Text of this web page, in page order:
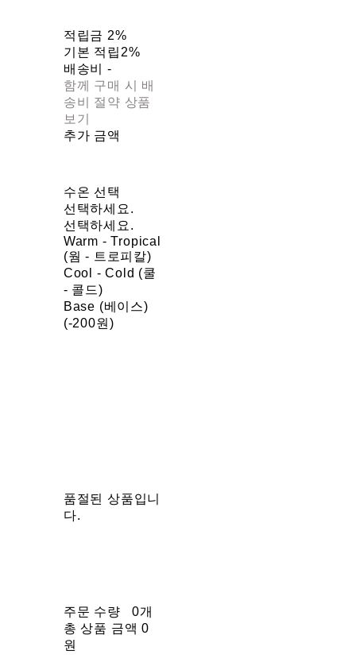
적립금 2%
기본 적립 2%
배송비 -
함께 구매 시 배
송비 절약 상품
보기
추가 금액
수온 선택
선택하세요.
선택하세요.
Warm - Tropical
(웜 - 트로피칼)
Cool - Cold (쿨
- 콜드)
Base (베이스)
(-200원)
품절된 상품입니
다.
주문 수량
0개
총 상품 금액 0
원